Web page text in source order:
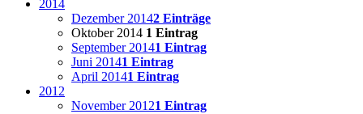
2014
Dezember 20142 Einträge
Oktober 2014 1 Eintrag
September 20141 Eintrag
Juni 20141 Eintrag
April 20141 Eintrag
2012
November 20121 Eintrag